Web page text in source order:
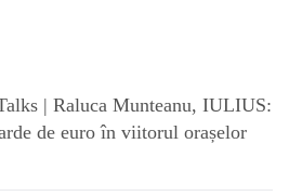
| Raluca Munteanu, IULIUS:
de euro în viitorul orașelor